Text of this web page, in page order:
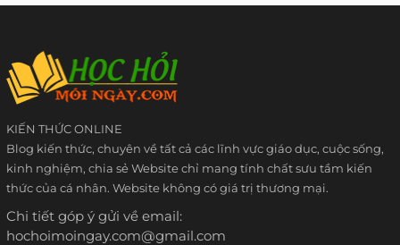
KIẾN THỨC ONLINE
Blog kiến thức, chuyên về tất cả các lĩnh vực giáo dục, cuộc sống,
kinh nghiệm, chia sẻ Website chỉ mang tính chất sưu tầm kiến
thức của cá nhân. Website không có giá trị thương mại.
Chi tiết góp ý gửi về email:
hochoimoingay.com@gmail.com